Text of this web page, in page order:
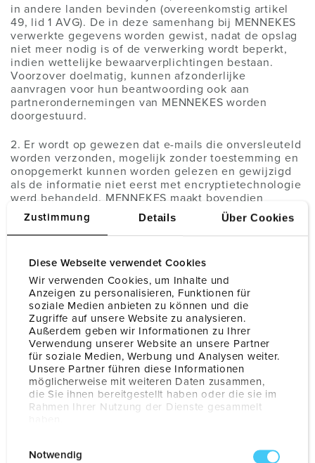
Zustimmung Details Über Cookies
Diese Webseite verwendet Cookies
Wir verwenden Cookies, um Inhalte und
Anzeigen zu personalisieren, Funktionen für
soziale Medien anbieten zu können und die
Zugriffe auf unsere Website zu analysieren.
Außerdem geben wir Informationen zu Ihrer
Verwendung unserer Website an unsere Partner
für soziale Medien, Werbung und Analysen weiter.
Unsere Partner führen diese Informationen
möglicherweise mit weiteren Daten zusammen,
die Sie ihnen bereitgestellt haben oder die sie im
Rahmen Ihrer Nutzung der Dienste gesammelt
Notwendig
in andere landen bevinden (overeenkomstig artikel
49, lid 1 AVG). De in deze samenhang bij MENNEKES
verwerkte gegevens worden gewist, nadat de opslag
niet meer nodig is of de verwerking wordt beperkt,
indien wettelijke bewaarverplichtingen bestaan.
Voorzover doelmatig, kunnen afzonderlijke
aanvragen voor hun beantwoording ook aan
partnerondernemingen van MENNEKES worden
doorgestuurd.
2. Er wordt op gewezen dat e-mails die onversleuteld
worden verzonden, mogelijk zonder toestemming en
onopgemerkt kunnen worden gelezen en gewijzigd
als de informatie niet eerst met encryptietechnologie
werd behandeld. MENNEKES maakt bovendien
gebruik van spamfilters tegen ongewenste reclame.
Deze filters kunnen in uitzonderlijke gevallen echter
ook – ten onrechte – normale e-mails tegenhouden.
eveneens geblokkeerd nog voor ze worden
afgeleverd.
§ 7 Computerondersteunde
chatbot /
servicetelefoonnummer
beantwoording van technische vragen een